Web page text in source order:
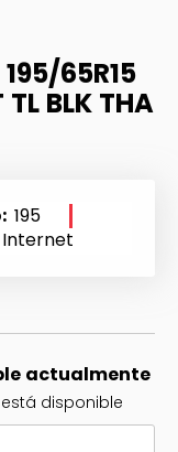
65R15
TL BLK THA
195
Internet
actualmente
disponible